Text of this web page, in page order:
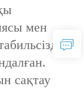
мен
сақтау